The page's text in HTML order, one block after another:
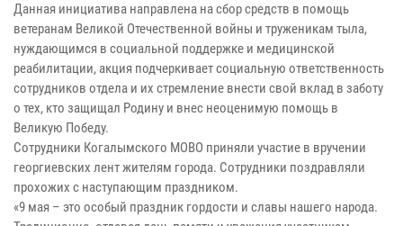
Данная инициатива направлена на сбор средств в помощь
ветеранам Великой Отечественной войны и труженикам тыла,
нуждающимся в социальной поддержке и медицинской
реабилитации, акция подчеркивает социальную ответственность
сотрудников отдела и их стремление внести свой вклад в заботу
о тех, кто защищал Родину и внес неоценимую помощь в
Великую Победу.
Сотрудники Когалымского МОВО приняли участие в вручении
георгиевских лент жителям города. Сотрудники поздравляли
прохожих с наступающим праздником.
«9 мая – это особый праздник гордости и славы нашего народа.